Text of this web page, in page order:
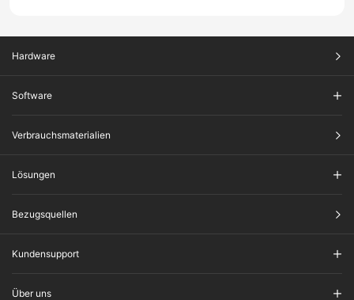
Hardware
Software
Verbrauchsmaterialien
Lösungen
Bezugsquellen
Kundensupport
Über uns